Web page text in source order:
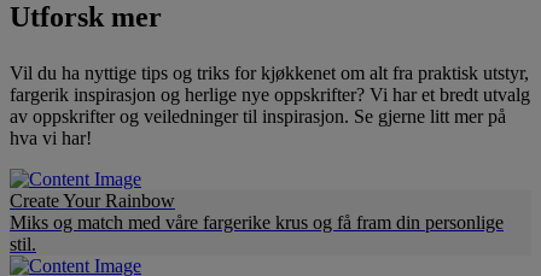
Utforsk mer
Vil du ha nyttige tips og triks for kjøkkenet om alt fra praktisk utstyr,
fargerik inspirasjon og herlige nye oppskrifter? Vi har et bredt utvalg
av oppskrifter og veiledninger til inspirasjon. Se gjerne litt mer på
hva vi har!
Create Your Rainbow
Miks og match med våre fargerike krus og få fram din personlige
stil.